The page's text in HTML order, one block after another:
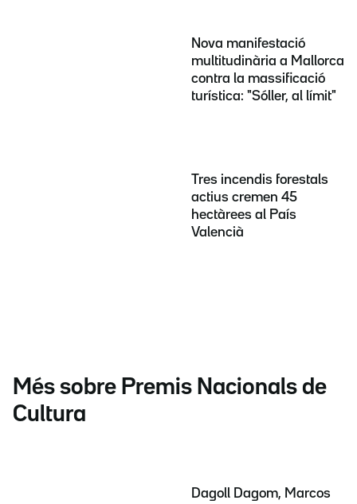
Nova manifestació
multitudinària a Mallorca
contra la massificació
turística: "Sóller, al límit"
Tres incendis forestals
actius cremen 45
hectàrees al País
Valencià
Més sobre Premis Nacionals de
Cultura
Dagoll Dagom, Marcos